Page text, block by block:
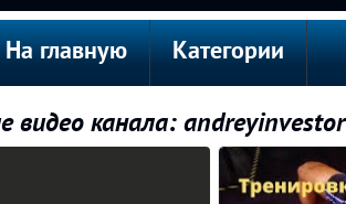
На главную Категории
видео канала: andreyinvestor